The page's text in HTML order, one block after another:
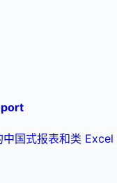
中国式报表和类 Excel